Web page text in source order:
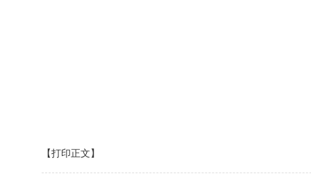
【打印正文】